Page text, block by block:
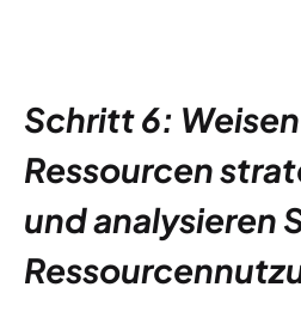
Schritt 6:
Ressourcen
und analysieren